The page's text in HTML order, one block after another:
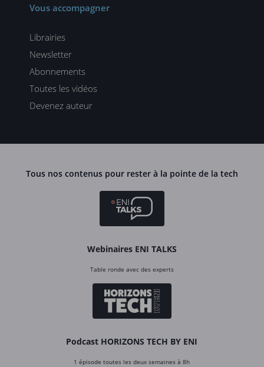
Vous accompagner
Librairies
Newsletter
Abonnements
Toutes les vidéos
Devenez auteur
Tous nos contenus pour rester à la pointe de la tech
Webinaires ENI TALKS
Table ronde avec des experts
Podcast HORIZONS TECH BY ENI
1 épisode toutes les deux semaines à 8h